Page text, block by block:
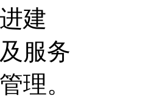
建
服务
理。